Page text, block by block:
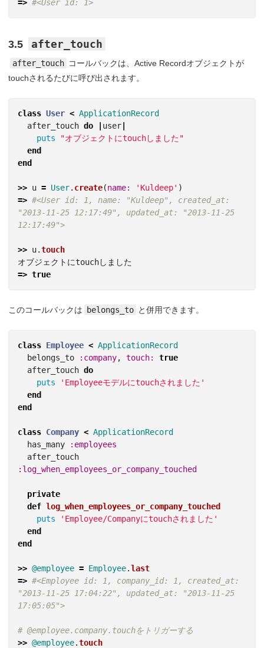
=> #<User id: 1>
3.5 after_touch
after_touch コールバックは、Active Recordオブジェクトが
touchされるたびに呼び出されます。
class User < ApplicationRecord
after_touch do user
puts
"オブジェクトにtouchしました"
end
end
>> u = User. create(name: 'Kuldeep' )
=> #<User id: 1, name: "Kuldeep", created_at:
"2013-11-25 12:17:49", updated_at: "2013-11-25
12:17:49">
>> u.touch
オブジェクトにtouchしました
=> true
このコールバックは belongs_to と併用できます。
class Employee < ApplicationRecord
belongs_to
:company, touch: true
after_touch do
puts
'Employeeモデルにtouchされました'
end
end
class Company < ApplicationRecord
has_many
:employees
after_touch
:log_when_employees_or_company_touched
private
def log_when_employees_or_company_touched
puts
'Employee/Companyにtouchされました'
end
end
>> @employee = Employee.last
=> #<Employee id: 1, company_id: 1, created_at:
"2013-11-25 17:04:22", updated_at: "2013-11-25
17:05:05">
# @employee.company.touchをトリガーする
>> @employee.touch